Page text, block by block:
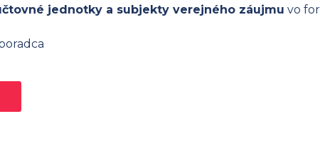
jednotky a subjekty verejného záujmu vo